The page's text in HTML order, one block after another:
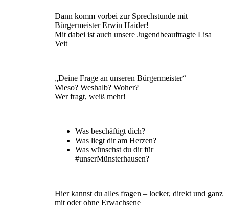
Dann komm vorbei zur Sprechstunde mit
Bürgermeister Erwin Haider!
Mit dabei ist auch unsere Jugendbeauftragte Lisa
Veit
„Deine Frage an unseren Bürgermeister“
Wieso? Weshalb? Woher?
Wer fragt, weiß mehr!
Was beschäftigt dich?
Was liegt dir am Herzen?
Was wünschst du dir für
#unserMünsterhausen?
Hier kannst du alles fragen – locker, direkt und ganz
mit oder ohne Erwachsene